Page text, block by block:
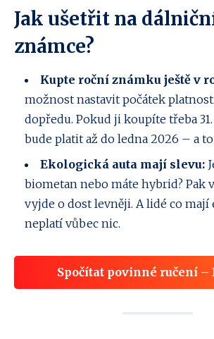
Jak ušetřit na
známce?
Kupte roční známku ještě v
možnost nastavit počátek
dopředu. Pokud ji koupíte třeba
bude platit až do ledna 2026 – a
Ekologická auta mají slevu:
biometan nebo máte hybrid? Pak
vyjde o dost levněji. A lidé co mají
neplatí vůbec nic.
Spočítat povinné ručení –